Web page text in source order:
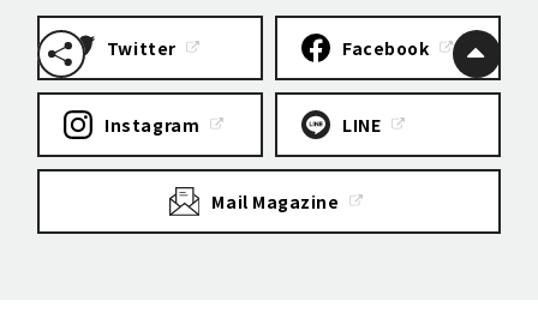
Twitter Facebook
Instagram LINE
Mail Magazine